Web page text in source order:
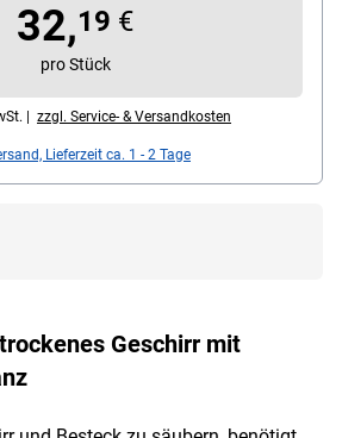
32,19 €
pro Stück
| zzgl. Service- & Versandkosten
Lieferzeit ca. 1 - 2 Tage
Geschirr mit